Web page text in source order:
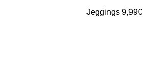
Jeggings 9,99€